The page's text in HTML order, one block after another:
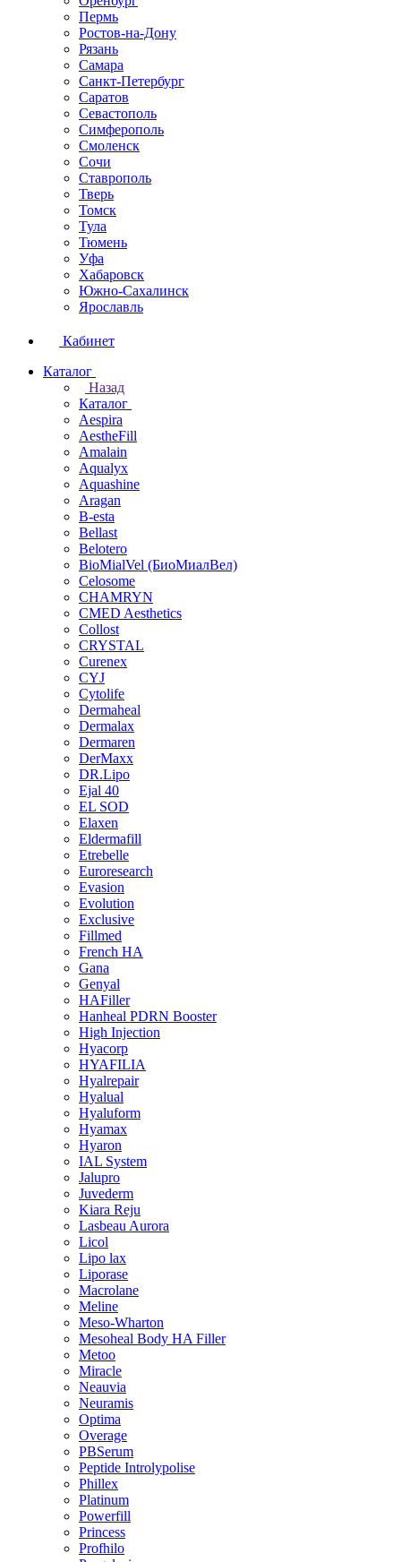
Пермь
Ростов-на-Дону
Рязань
Самара
Санкт-Петербург
Саратов
Севастополь
Симферополь
Смоленск
Сочи
Ставрополь
Тверь
Томск
Тула
Тюмень
Уфа
Хабаровск
Южно-Сахалинск
Ярославль
Кабинет
Каталог
Назад
Каталог
Aespira
AestheFill
Amalain
Aqualyx
Aquashine
Aragan
B-esta
Bellast
Belotero
BioMialVel (БиоМиалВел)
Celosome
CHAMRYN
CMED Aesthetics
Collost
CRYSTAL
Curenex
CYJ
Cytolife
Dermaheal
Dermalax
Dermaren
DerMaxx
DR.Lipo
Ejal 40
EL SOD
Elaxen
Eldermafill
Etrebelle
Euroresearch
Evasion
Evolution
Exclusive
Fillmed
French HA
Gana
Genyal
HAFiller
Hanheal PDRN Booster
High Injection
Hyacorp
HYAFILIA
Hyalrepair
Hyalual
Hyaluform
Hyamax
Hyaron
IAL System
Jalupro
Juvederm
Kiara Reju
Lasbeau Aurora
Licol
Lipo lax
Liporase
Macrolane
Meline
Meso-Wharton
Mesoheal Body HA Filler
Metoo
Miracle
Neauvia
Neuramis
Optima
Overage
PBSerum
Peptide Introlypolise
Phillex
Platinum
Powerfill
Princess
Profhilo